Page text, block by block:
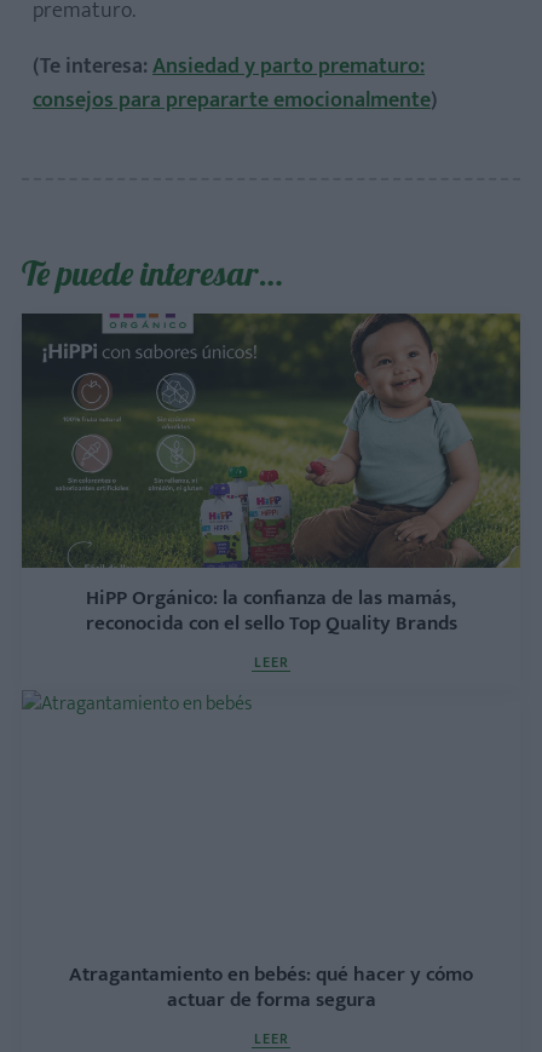
prematuro.
(Te interesa:Ansiedad y parto prematuro:
consejos para prepararte emocionalmente)
Te puede interesar…
HiPP Orgánico: la confianza de las mamás,
reconocida con el sello Top Quality Brands
LEER
Atragantamiento en bebés: qué hacer y cómo
actuar de forma segura
LEER